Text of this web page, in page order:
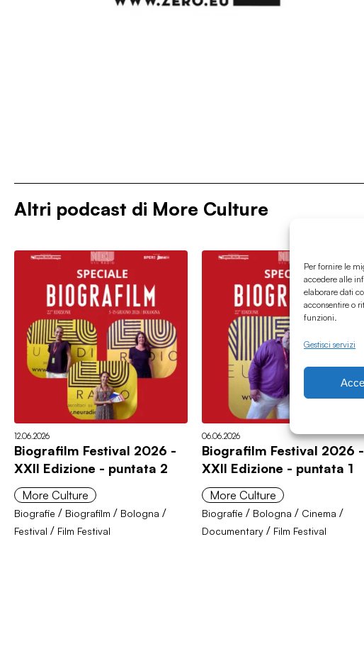
Per fornire le
accedere alle
elaborare dati
acconsentire o
funzioni.
Gestisci servizi
Altri podcast di More Culture
12.06.2026
Biografilm Festival 2026 -
XXII Edizione - puntata 2
More Culture
Biografie / Biografilm / Bologna /
Festival / Film Festival
06.06.2026
Biografilm Festival 2026 -
XXII Edizione - puntata 1
More Culture
Biografie / Bologna / Cinema /
Documentary/ Film Festival